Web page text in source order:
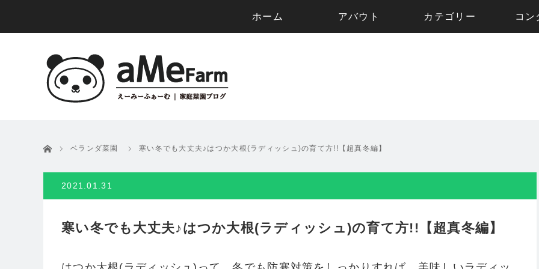
ホーム アバウト カテゴリー コン
ホーム ベランダ菜園 寒い冬でも大丈夫♪はつか大根(ラディッシュ)の育て方!!【超真冬編】
2021.01.31
寒い冬でも大丈夫♪はつか大根(ラディッシュ)の育て方!!【超真冬編】